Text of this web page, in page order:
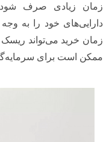
زمان زیادی صرف شود
دارایی‌های خود را به وجه
زمان خرید می‌تواند
ممکن است برای